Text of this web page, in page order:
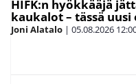
HIFK:n hyökkääjä
kaukalot – tässä uusi
Joni Alatalo | 05.08.2026